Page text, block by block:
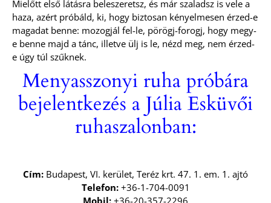
Mielőtt első látásra beleszeretsz, és már szaladsz is vele a
haza, azért próbáld, ki, hogy biztosan kényelmesen érzed-e
magadat benne: mozogjál fel-le, pörögj-forogj, hogy megy-
e benne majd a tánc, illetve ülj is le, nézd meg, nem érzed-
e úgy túl szűknek.
Menyasszonyi ruha próbára
bejelentkezés a Júlia Esküvői
ruhaszalonban:
Cím: Budapest, VI. kerület, Teréz krt. 47. 1. em. 1. ajtó
Telefon:+36-1-704-0091